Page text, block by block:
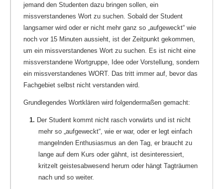
jemand den Studenten dazu bringen sollen, ein
missverstandenes Wort zu suchen. Sobald der Student
langsamer wird oder er nicht mehr ganz so „aufgeweckt“ wie
noch vor 15 Minuten aussieht, ist der Zeitpunkt gekommen,
um ein missverstandenes Wort zu suchen. Es ist nicht eine
missverstandene Wortgruppe, Idee oder Vorstellung, sondern
ein missverstandenes WORT. Das tritt immer auf, bevor das
Fachgebiet selbst nicht verstanden wird.
Grundlegendes Wortklären wird folgendermaßen gemacht:
1. Der Student kommt nicht rasch vorwärts und ist nicht
mehr so „aufgeweckt“, wie er war, oder er legt einfach
mangelnden Enthusiasmus an den Tag, er braucht zu
lange auf dem Kurs oder gähnt, ist desinteressiert,
kritzelt geistesabwesend herum oder hängt Tagträumen
nach und so weiter.